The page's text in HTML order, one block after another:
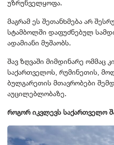
უზრუნველყოფა.
მაგრამ ეს შეთანხმება არ
სტამბოლში დაფუძნებულ
ადამიანი მუშაობს.
შავ ზღვაში მიმდინარე ომმაც
საქართველოს, რუმინეთის,
ბულგარეთის მთავრობები
აუცილებლობაზე.
როგორ იკვლევს საქართველო